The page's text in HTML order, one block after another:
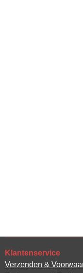
Klantenservice
Verzenden &